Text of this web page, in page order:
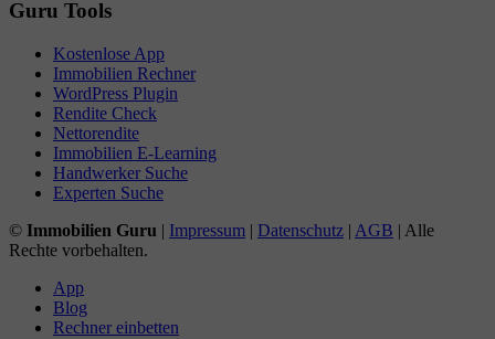
Guru Tools
Kostenlose App
Immobilien Rechner
WordPress Plugin
Rendite Check
Nettorendite
Immobilien E-Learning
Handwerker Suche
Experten Suche
© Immobilien Guru | Impressum | Datenschutz | AGB | Alle
Rechte vorbehalten.
App
Blog
Rechner einbetten